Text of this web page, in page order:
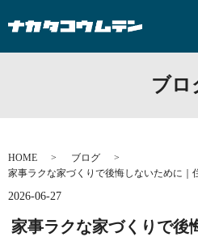
ブロ
HOME
ブログ
家事ラクな家づくりで後悔しないために｜
2026-06-27
家事ラクな家づくりで後